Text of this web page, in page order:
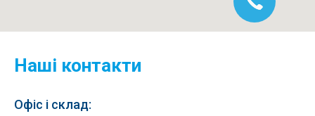
Наші контакти
Офіс і склад: